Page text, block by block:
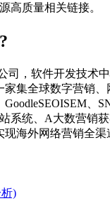
高质量相关链接。
司，软件开发技术
集全球数字营销
、
系统、A大数营销
海外网络营销全
)